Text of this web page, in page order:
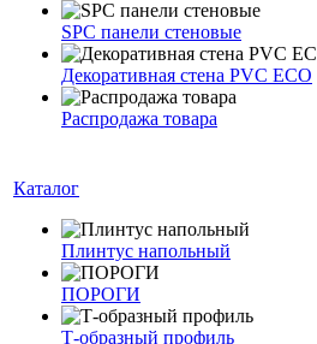
SPC панели стеновые
Декоративная стена PVC ECO
Распродажа товара
Каталог
Плинтус напольный
ПОРОГИ
Т-образный профиль